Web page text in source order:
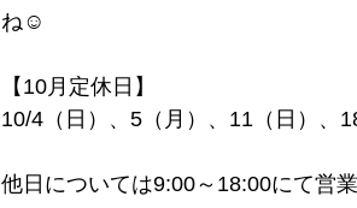
ね☺
【10月定休日】
10/4（日）、5（月）、11（日）、
他日については9:00～18:00にて営